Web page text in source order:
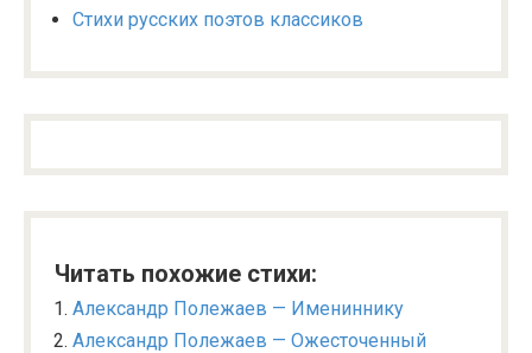
Стихи русских поэтов классиков
Читать похожие стихи:
Александр Полежаев — Имениннику
Александр Полежаев — Ожесточенный